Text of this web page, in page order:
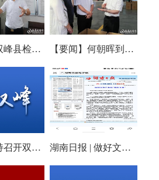
曾超群赴双峰县检查安全生产工作 【要闻】何朝晖到双峰县调研农机产业发展：以改革创新思维培育壮大产业发展新动能
王文红主持召开双峰县2026年第18次县委常委会会议 湖南日报 | 做好文旅产业的“花样文章”